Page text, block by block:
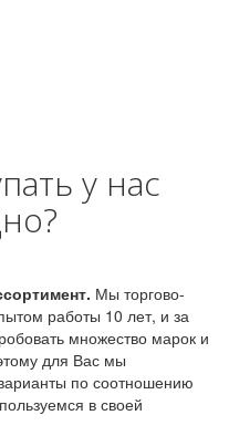
у нас
Мы торгово-
работы 10 лет, и за
множество марок и
для Вас мы
по соотношению
в своей